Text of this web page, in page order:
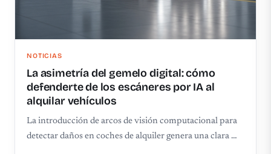
NOTICIAS
La asimetría del gemelo digital: cómo
defenderte de los escáneres por IA al
alquilar vehículos
La introducción de arcos de visión computacional para
detectar daños en coches de alquiler genera una clara …